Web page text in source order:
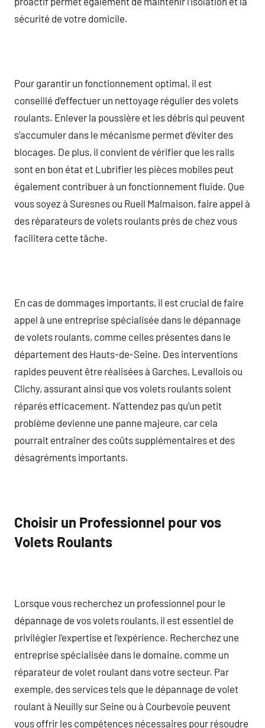
sécurité de votre domicile.
Pour garantir un fonctionnement optimal, il est
conseillé d’effectuer un nettoyage régulier des volets
roulants. Enlever la poussière et les débris qui peuvent
s’accumuler dans le mécanisme permet d’éviter des
blocages. De plus, il convient de vérifier que les rails
sont en bon état et Lubrifier les pièces mobiles peut
également contribuer à un fonctionnement fluide. Que
vous soyez à Suresnes ou Rueil Malmaison, faire appel à
des réparateurs de volets roulants près de chez vous
facilitera cette tâche.
En cas de dommages importants, il est crucial de faire
appel à une entreprise spécialisée dans le dépannage
de volets roulants, comme celles présentes dans le
département des Hauts-de-Seine. Des interventions
rapides peuvent être réalisées à Garches, Levallois ou
Clichy, assurant ainsi que vos volets roulants soient
réparés efficacement. N’attendez pas qu’un petit
problème devienne une panne majeure, car cela
pourrait entraîner des coûts supplémentaires et des
désagréments importants.
Choisir un Professionnel pour vos
Volets Roulants
Lorsque vous recherchez un professionnel pour le
dépannage de vos volets roulants, il est essentiel de
privilégier l’expertise et l’expérience. Recherchez une
entreprise spécialisée dans le domaine, comme un
réparateur de volet roulant dans votre secteur. Par
exemple, des services tels que le dépannage de volet
roulant à Neuilly sur Seine ou à Courbevoie peuvent
vous offrir les compétences nécessaires pour résoudre